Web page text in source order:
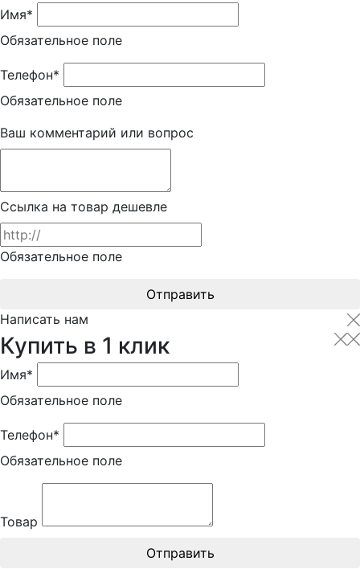
Имя*
Обязательное поле
Телефон*
Обязательное поле
Ваш комментарий или вопрос
Ссылка на товар дешевле
Обязательное поле
Отправить
Написать нам
Купить в 1 клик
Имя*
Обязательное поле
Телефон*
Обязательное поле
Товар
Отправить